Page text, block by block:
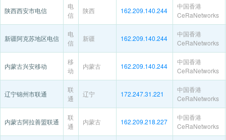
陕西西安市电信
电
信
陕西 162.209.140.244
中国香港
CeRaNetworks
新疆阿克苏地区电信
电
信
新疆 162.209.140.244
中国香港
CeRaNetworks
内蒙古兴安移动
移
动
内蒙古 162.209.140.244
中国香港
CeRaNetworks
辽宁锦州市联通
联
通
辽宁 172.247.31.221
中国香港
CeRaNetworks
内蒙古阿拉善盟联通
联
通
内蒙古 162.209.218.227
中国香港
CeRaNetworks